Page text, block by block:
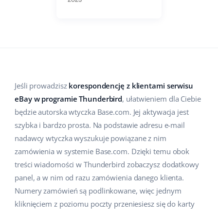
Automatyzacja cen
AI dla e-commerce
Obsługa klienta
Ekosystem
Super Merchant
Supermarket
Zdrowie i uroda
Moda
Wdrożenia systemu
Konsultacje i szkolenia
Audyt konta
Konfiguracja konta
Inne
deutsch
Ελληνικά
español (AR)
español (MX)
Français
Italiano
Jeśli prowadzisz korespondencję z klientami serwisu
eBay w programie Thunderbird, ułatwieniem dla Ciebie
będzie autorska wtyczka Base.com. Jej aktywacja jest
szybka i bardzo prosta. Na podstawie adresu e-mail
nadawcy wtyczka wyszukuje powiązane z nim
zamówienia w systemie Base.com. Dzięki temu obok
treści wiadomości w Thunderbird zobaczysz dodatkowy
panel, a w nim od razu zamówienia danego klienta.
Numery zamówień są podlinkowane, więc jednym
kliknięciem z poziomu poczty przeniesiesz się do karty